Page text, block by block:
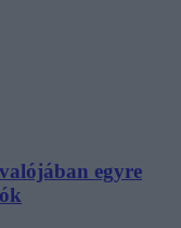
egyre